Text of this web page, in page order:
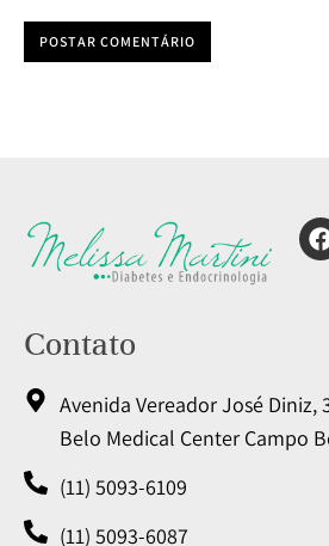
POSTAR COMENTÁRIO
Contato
Avenida Vereador José Diniz,
Belo Medical Center Campo
(11) 5093-6109
(11) 5093-6087